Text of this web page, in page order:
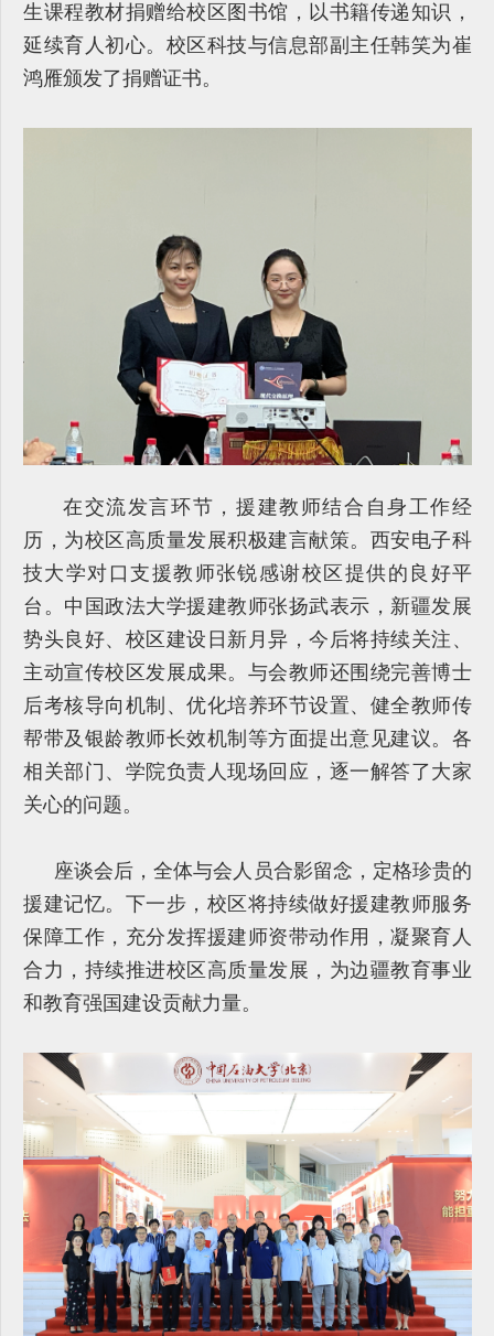
生课程教材捐赠给校区图书馆，以书籍传递知识，
延续育人初心。校区科技与信息部副主任韩笑为崔
鸿雁颁发了捐赠证书。
在交流发言环节，援建教师结合自身工作经
历，为校区高质量发展积极建言献策。西安电子科
技大学对口支援教师张锐感谢校区提供的良好平
台。中国政法大学援建教师张扬武表示，新疆发展
势头良好、校区建设日新月异，今后将持续关注、
主动宣传校区发展成果。与会教师还围绕完善博士
后考核导向机制、优化培养环节设置、健全教师传
帮带及银龄教师长效机制等方面提出意见建议。各
相关部门、学院负责人现场回应，逐一解答了大家
关心的问题。
座谈会后，全体与会人员合影留念，定格珍贵的
援建记忆。下一步，校区将持续做好援建教师服务
保障工作，充分发挥援建师资带动作用，凝聚育人
合力，持续推进校区高质量发展，为边疆教育事业
和教育强国建设贡献力量。